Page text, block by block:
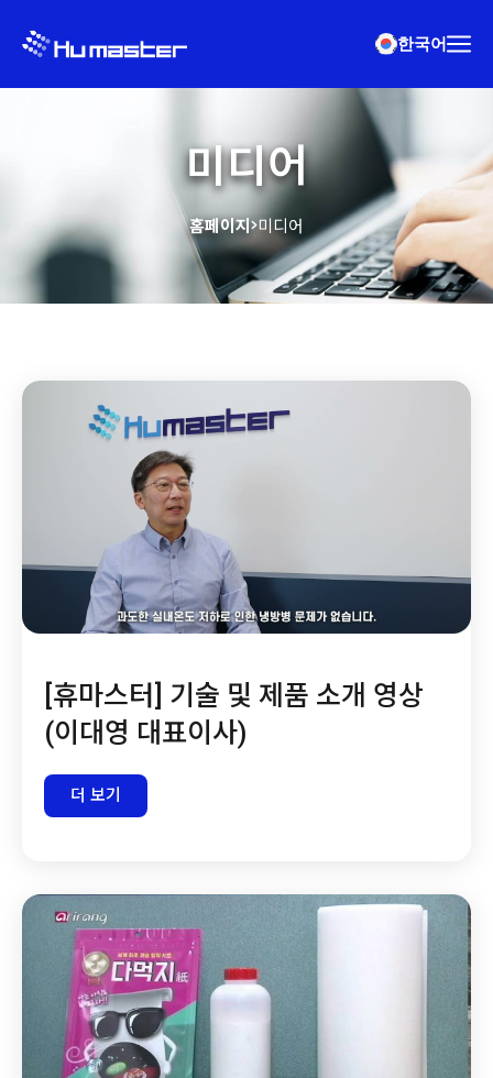
한국어
미디어
홈페이지 미디어
[휴마스터] 기술 및 제품 소개 영상
(이대영 대표이사)
더 보기